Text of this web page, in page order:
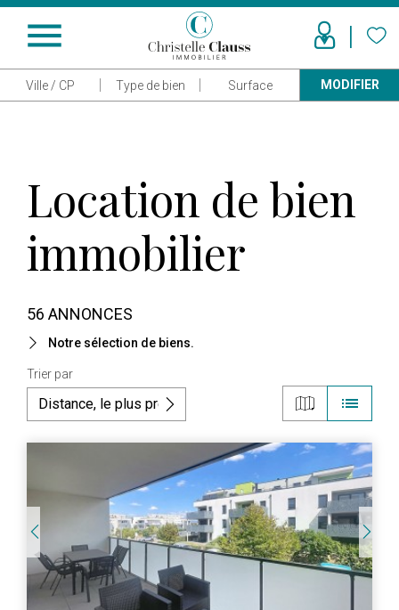
menu
Ville / CP Type de bien Surface MODIFIER
Location de bien
immobilier
56 ANNONCES
Notre sélection de biens.
Trier par
list